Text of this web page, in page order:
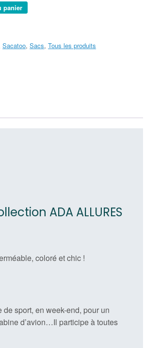
panier
Sacatoo,Sacs,Tous les produits
ADA ALLURES
coloré et chic !
sport, en week-end, pour un
d’avion…Il participe à toutes